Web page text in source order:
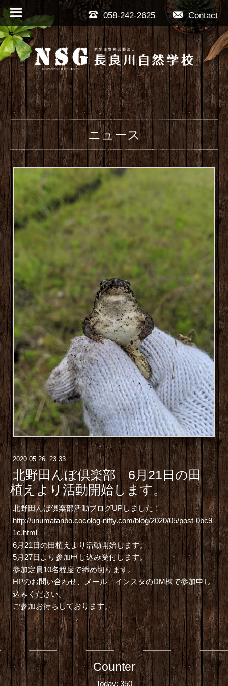
Contact
058-242-2625
ニュース
2020.05.26 23:33
北野田んぼ倶楽部 6月21日の田
植えより活動開始します。
北野田んぼ倶楽部活動ブログUPしました！
http://unumatanbo.cocolog-nifty.com/blog/2020/05/post-0bc9
1c.html
6月21日の田植えより活動開始します。
5月27日より参加申し込み受付します。
参加定員10名程度で締め切ります。
HPのお問い合わせ、メール、インスタのDM棟で参加申し
込みください。
ご参加お待ちしております。
Counter
Today: 350